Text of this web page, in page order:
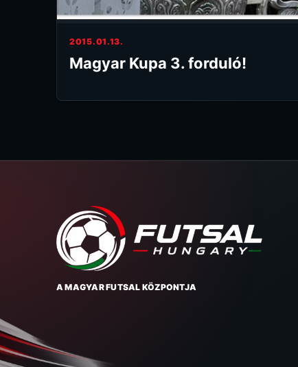
2015.01.13.
Magyar Kupa 3. forduló!
A MAGYAR FUTSAL KÖZPONTJA